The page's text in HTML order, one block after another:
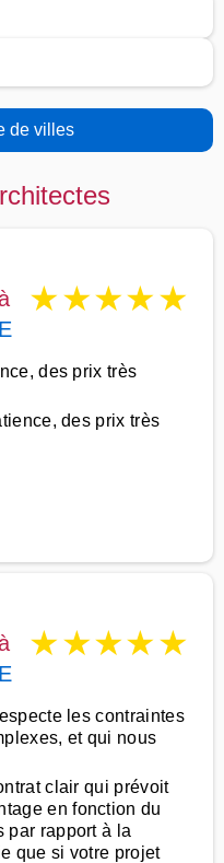
de villes
★★★★★
des prix très
des prix très
★★★★★
les contraintes
et qui nous
clair qui prévoit
en fonction du
par rapport à la
que si votre projet